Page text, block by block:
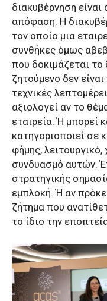
διακυβέρνηση
απόφαση. Η
τον οποίο μια
συνθήκες όμως
που δοκιμάζεται το
ζητούμενο δεν
τεχνικές
αξιολογεί αν το
εταιρεία. Ή μπορεί
κατηγοριοποιεί σε
φήμης, λειτουργικό,
συνδυασμό αυτών.
στρατηγικής
εμπλοκή. Ή αν
ζήτημα που
το ίδιο την